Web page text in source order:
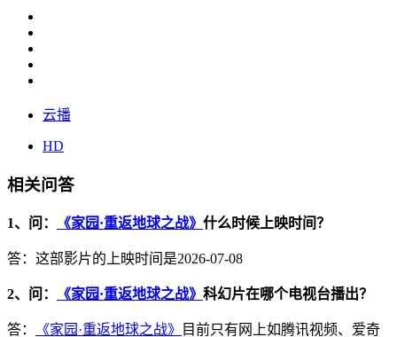
云播
HD
相关问答
1、问： 《家园·重返地球之战》 什么时候上映时间？
答：这部影片的上映时间是2026-07-08
2、问： 《家园·重返地球之战》 科幻片在哪个电视台播出？
答： 《家园·重返地球之战》 目前只有网上如腾讯视频、爱奇